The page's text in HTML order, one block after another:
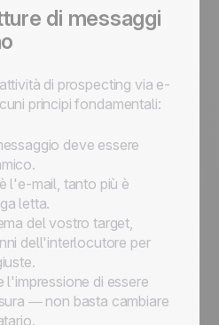
di messaggi
di prospecting via e-
principi fondamentali:
deve essere
l'e-mail, tanto più è
letta.
del vostro target,
dell'interlocutore per
l'impressione di essere
— non basta cambiare